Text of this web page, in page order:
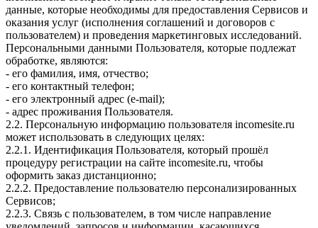
данные, которые необходимы для предоставления Сервисов и
оказания услуг (исполнения соглашений и договоров с
пользователем) и проведения маркетинговых исследований.
Персональными данными Пользователя, которые подлежат
обработке, являются:
- его фамилия, имя, отчество;
- его контактный телефон;
- его электронный адрес (e-mail);
- адрес проживания Пользователя.
2.2. Персональную информацию пользователя incomesite.ru
может использовать в следующих целях:
2.2.1. Идентификация Пользователя, который прошёл
процедуру регистрации на сайте incomesite.ru, чтобы
оформить заказ дистанционно;
2.2.2. Предоставление пользователю персонализированных
Сервисов;
2.2.3. Связь с пользователем, в том числе направление